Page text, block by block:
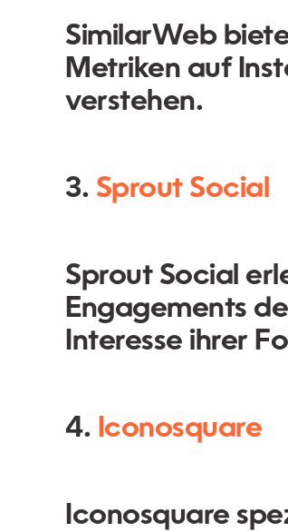
SimilarWeb
Metriken auf
verstehen.
3. Sprout Social
Sprout Social
Engagements
Interesse ihrer
4. Iconosquare
Iconosquare